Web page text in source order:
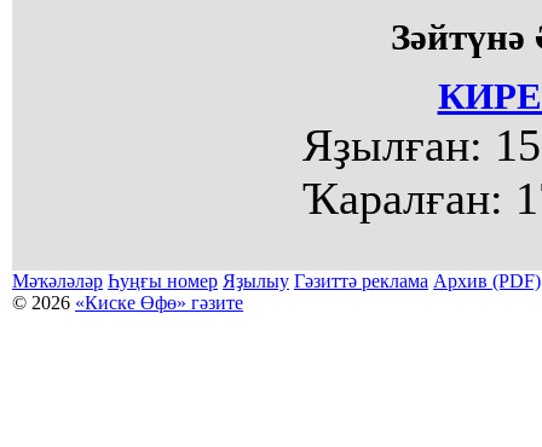
Яҙылған:
Ҡаралған:
Мәҡәләләр Һуңғы номер Яҙылыу Гәзиттә реклама Архив (PDF)
© 2026 «Киске Өфө» гәзите